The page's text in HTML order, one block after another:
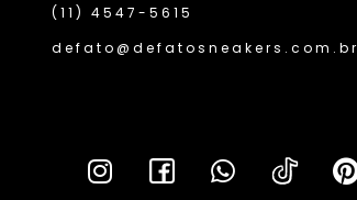
(11) 4547-5615
defato@defatosneakers.com.br